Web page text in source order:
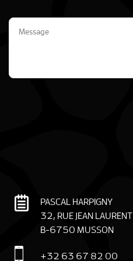
PASCAL HARPIGNY
32, RUE JEAN LAURENT
B-6750 MUSSON
+32 63 67 82 00